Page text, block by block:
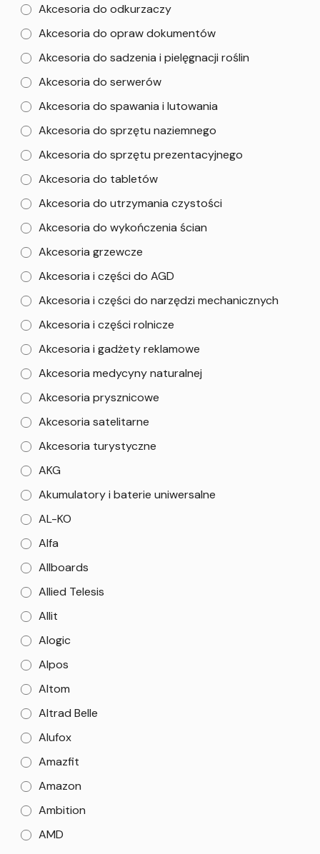
Akcesoria do odkurzaczy
Akcesoria do opraw dokumentów
Akcesoria do sadzenia i pielęgnacji roślin
Akcesoria do serwerów
Akcesoria do spawania i lutowania
Akcesoria do sprzętu naziemnego
Akcesoria do sprzętu prezentacyjnego
Akcesoria do tabletów
Akcesoria do utrzymania czystości
Akcesoria do wykończenia ścian
Akcesoria grzewcze
Akcesoria i części do AGD
Akcesoria i części do narzędzi mechanicznych
Akcesoria i części rolnicze
Akcesoria i gadżety reklamowe
Akcesoria medycyny naturalnej
Akcesoria prysznicowe
Akcesoria satelitarne
Akcesoria turystyczne
AKG
Akumulatory i baterie uniwersalne
AL-KO
Alfa
Allboards
Allied Telesis
Allit
Alogic
Alpos
Altom
Altrad Belle
Alufox
Amazfit
Amazon
Ambition
AMD